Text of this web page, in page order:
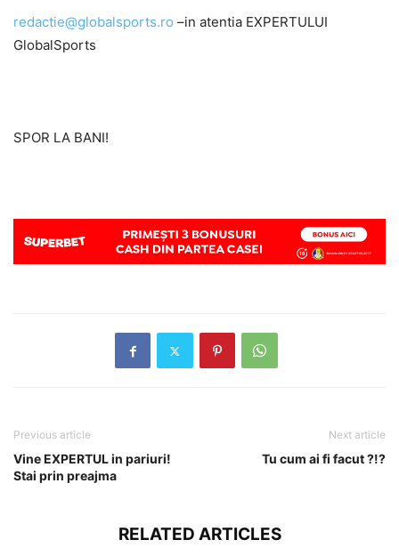
redactie@globalsports.ro –in atentia EXPERTULUI
GlobalSports
SPOR LA BANI!
Previous article
Vine EXPERTUL in pariuri!
Stai prin preajma
Next article
Tu cum ai fi facut ?!?
RELATED ARTICLES